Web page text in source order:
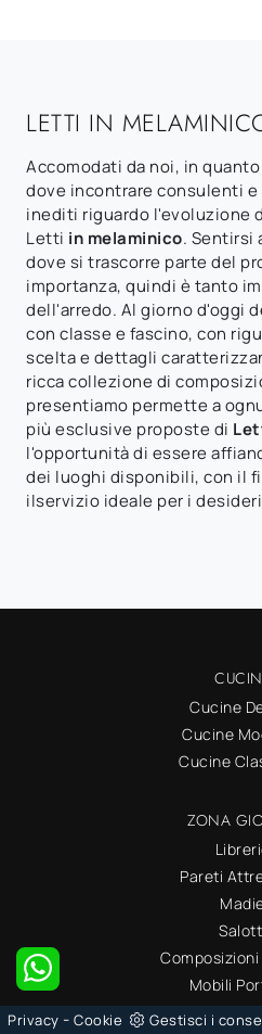
LETTI IN
Accomodati da noi, in
dove incontrare consulenti
inediti riguardo l'evoluzione
Letti in melaminico. Sentirsi
dove si trascorre parte del
importanza, quindi è tanto
dell'arredo. Al giorno d'oggi
con classe e fascino, con
scelta e dettagli
ricca collezione di
presentiamo permette a
più esclusive proposte di
l'opportunità di essere
dei luoghi disponibili, con il
ilservizio ideale per i
Cucine
Cucine
Cucine
ZONA
Pareti
Mobili
Mobili
Privacy - Cookie Gestisci i